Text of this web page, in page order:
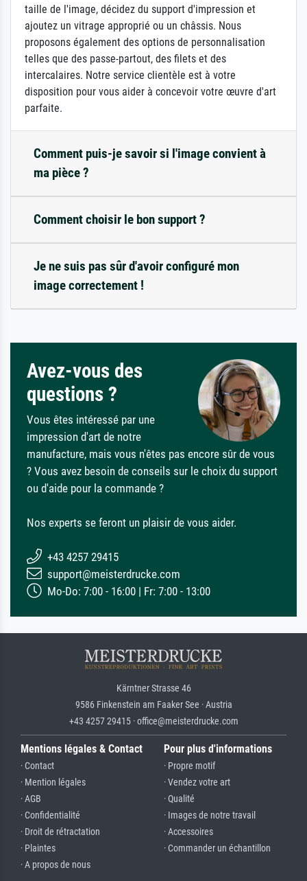
taille de l'image, décidez du support d'impression et
ajoutez un vitrage approprié ou un châssis. Nous
proposons également des options de personnalisation
telles que des passe-partout, des filets et des
intercalaires. Notre service clientèle est à votre
disposition pour vous aider à concevoir votre œuvre d'art
parfaite.
Comment puis-je savoir si l'image convient à
ma pièce ?
Comment choisir le bon support ?
Je ne suis pas sûr d'avoir configuré mon
image correctement !
Avez-vous des
questions ?
Vous êtes intéressé par une
impression d'art de notre
manufacture, mais vous n'êtes pas encore sûr de vous
? Vous avez besoin de conseils sur le choix du support
ou d'aide pour la commande ?
Nos experts se feront un plaisir de vous aider.
+43 4257 29415
support@meisterdrucke.com
Mo-Do: 7:00 - 16:00 | Fr: 7:00 - 13:00
Kärntner Strasse 46
9586 Finkenstein am Faaker See · Austria
+43 4257 29415 · office@meisterdrucke.com
Mentions légales & Contact
· Contact
· Mention légales
· AGB
· Confidentialité
· Droit de rétractation
· Plaintes
· A propos de nous
Pour plus d'informations
· Propre motif
· Vendez votre art
· Qualité
· Images de notre travail
· Accessoires
· Commander un échantillon